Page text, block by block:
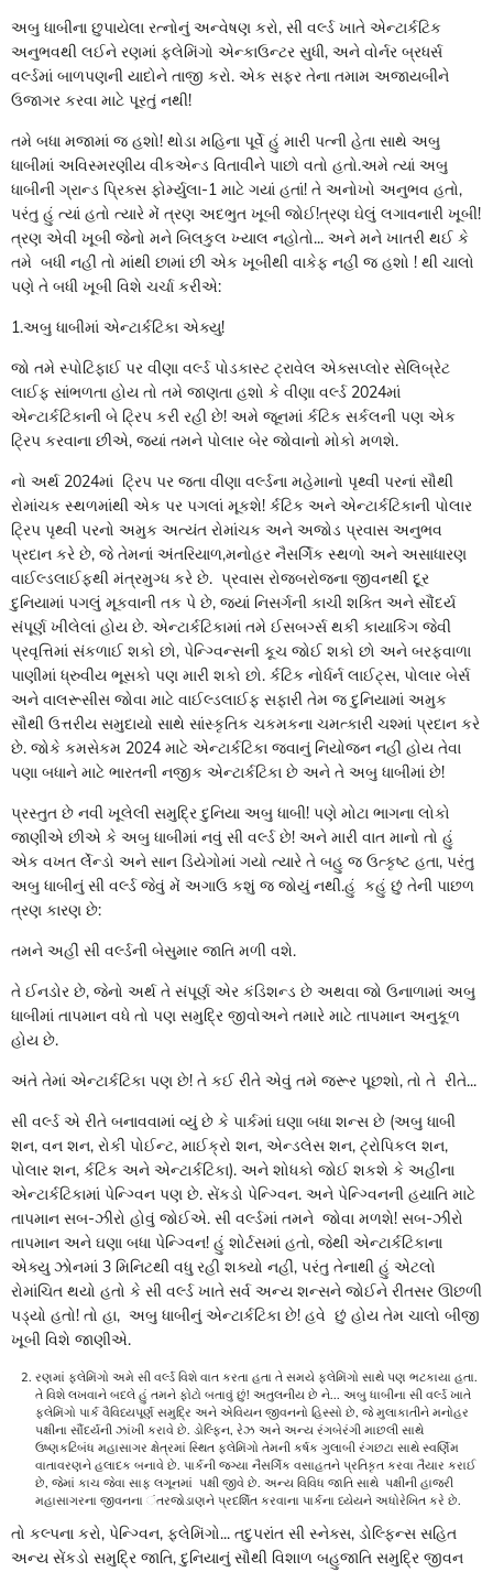
અબુ ધાબીના છુપાયેલા રત્નોનું અન્વેષણ કરો, સી વર્લ્ડ ખાતે એન્ટાર્કટિક
અનુભવથી લઈને રણમાં ફ્લેમિંગો એન્કાઉન્ટર સુધી, અને વોર્નર બ્રધર્સ
વર્લ્ડમાં બાળપણની યાદોને તાજી કરો. એક સફર તેના તમામ અજાયબીને
ઉજાગર કરવા માટે પૂરતું નથી!
તમે બધા મજામાં જ હશો! થોડા મહિના પૂર્વે હું મારી પત્ની હેતા સાથે અબુ
ધાબીમાં અવિસ્મરણીય વીકએન્ડ વિતાવીને પાછો વતો હતો.અમે ત્યાં અબુ
ધાબીની ગ્રાન્ડ પ્રિક્સ ફોર્મ્યુલા-1 માટે ગયાં હતાં! તે અનોખો અનુભવ હતો,
પરંતુ હું ત્યાં હતો ત્યારે મેં ત્રણ અદભુત ખૂબી જોઈ!ત્રણ ઘેલું લગાવનારી ખૂબી!
ત્રણ એવી ખૂબી જેનો મને બિલકુલ ખ્યાલ નહોતો... અને મને ખાતરી થઈ કે
તમે બધી નહીં તો માંથી છામાં છી એક ખૂબીથી વાકેફ નહીં જ હશો ! થી ચાલો
પણે તે બધી ખૂબી વિશે ચર્ચા કરીએ:
1.અબુ ધાબીમાં એન્ટાર્કટિકા એક્યુ!
જો તમે સ્પોટિફાઈ પર વીણા વર્લ્ડ પોડકાસ્ટ ટ્રાવેલ એક્સપ્લોર સેલિબ્રેટ
લાઈફ સાંભળતા હોય તો તમે જાણતા હશો કે વીણા વર્લ્ડ 2024માં
એન્ટાર્કટિકાની બે ટ્રિપ કરી રહી છે! અમે જૂનમાં ર્કટિક સર્કલની પણ એક
ટ્રિપ કરવાના છીએ, જ્યાં તમને પોલાર બેર જોવાનો મોકો મળશે.
નો અર્થ 2024માં ટ્રિપ પર જતા વીણા વર્લ્ડના મહેમાનો પૃથ્વી પરનાં સૌથી
રોમાંચક સ્થળમાંથી એક પર પગલાં મૂકશે! ર્કટિક અને એન્ટાર્કટિકાની પોલાર
ટ્રિપ પૃથ્વી પરનો અમુક અત્યંત રોમાંચક અને અજોડ પ્રવાસ અનુભવ
પ્રદાન કરે છે, જે તેમનાં અંતરિયાળ,મનોહર નૈસર્ગિક સ્થળો અને અસાધારણ
વાઈલ્ડલાઈફથી મંત્રમુગ્ધ કરે છે. પ્રવાસ રોજબરોજના જીવનથી દૂર
દુનિયામાં પગલું મૂકવાની તક પે છે, જ્યાં નિસર્ગની કાચી શક્તિ અને સૌંદર્ય
સંપૂર્ણ ખીલેલાં હોય છે. એન્ટાર્કટિકામાં તમે ઈસબર્ગ્સ થકી કાયાકિંગ જેવી
પ્રવૃત્તિમાં સંકળાઈ શકો છો, પેન્ગ્વિન્સની કૂચ જોઈ શકો છો અને બરફવાળા
પાણીમાં ધ્રુવીય ભૂસકો પણ મારી શકો છો. ર્કટિક નોર્ધર્ન લાઈટ્સ, પોલાર બેર્સ
અને વાલરૂસીસ જોવા માટે વાઈલ્ડલાઈફ સફારી તેમ જ દુનિયામાં અમુક
સૌથી ઉત્તરીય સમુદાયો સાથે સાંસ્કૃતિક ચકમકના ચમત્કારી ચશ્માં પ્રદાન કરે
છે. જોકે કમસેકમ 2024 માટે એન્ટાર્કટિકા જવાનું નિયોજન નહીં હોય તેવા
પણા બધાને માટે ભારતની નજીક એન્ટાર્કટિકા છે અને તે અબુ ધાબીમાં છે!
પ્રસ્તુત છે નવી ખૂલેલી સમુદ્રિ દુનિયા અબુ ધાબી! પણે મોટા ભાગના લોકો
જાણીએ છીએ કે અબુ ધાબીમાં નવું સી વર્લ્ડ છે! અને મારી વાત માનો તો હું
એક વખત ર્લેન્ડો અને સાન ડિયેગોમાં ગયો ત્યારે તે બહુ જ ઉત્કૃષ્ટ હતા, પરંતુ
અબુ ધાબીનું સી વર્લ્ડ જેવું મેં અગાઉ કશું જ જોયું નથી.હું કહું છું તેની પાછળ
ત્રણ કારણ છે:
તમને અહીં સી વર્લ્ડની બેસુમાર જાતિ મળી વશે.
તે ઈનડોર છે, જેનો અર્થ તે સંપૂર્ણ એર કંડિશન્ડ છે અથવા જો ઉનાળામાં અબુ
ધાબીમાં તાપમાન વધે તો પણ સમુદ્રિ જીવોઅને તમારે માટે તાપમાન અનુકૂળ
હોય છે.
અંતે તેમાં એન્ટાર્કટિકા પણ છે! તે કઈ રીતે એવું તમે જરૂર પૂછશો, તો તે રીતે...
સી વર્લ્ડ એ રીતે બનાવવામાં વ્યું છે કે પાર્કમાં ઘણા બધા શન્સ છે (અબુ ધાબી
શન, વન શન, રોકી પોઈન્ટ, માઈક્રો શન, એન્ડલેસ શન, ટ્રોપિકલ શન,
પોલાર શન, ર્કટિક અને એન્ટાર્કટિકા). અને શોધકો જોઈ શકશે કે અહીંના
એન્ટાર્કટિકામાં પેન્ગ્વિન પણ છે. સેંકડો પેન્ગ્વિન. અને પેન્ગ્વિનની હયાતિ માટે
તાપમાન સબ-ઝીરો હોવું જોઈએ. સી વર્લ્ડમાં તમને જોવા મળશે! સબ-ઝીરો
તાપમાન અને ઘણા બધા પેન્ગ્વિન! હું શોર્ટસમાં હતો, જેથી એન્ટાર્કટિકાના
એક્યુ ઝોનમાં 3 મિનિટથી વધુ રહી શક્યો નહીં, પરંતુ તેનાથી હું એટલો
રોમાંચિત થયો હતો કે સી વર્લ્ડ ખાતે સર્વ અન્ય શન્સને જોઈને રીતસર ઊછળી
પડ્યો હતો! તો હા, અબુ ધાબીનું એન્ટાર્કટિકા છે! હવે છું હોય તેમ ચાલો બીજી
ખૂબી વિશે જાણીએ.
રણમાં ફ્લેમિંગો અમે સી વર્લ્ડ વિશે વાત કરતા હતા તે સમયે ફ્લેમિંગો સાથે પણ ભટકાયા હતા.
તે વિશે લખવાને બદલે હું તમને ફોટો બતાવું છું! અતુલનીય છે ને... અબુ ધાબીના સી વર્લ્ડ ખાતે
ફ્લેમિંગો પાર્ક વૈવિધ્યપૂર્ણ સમુદ્રિ અને એવિયન જીવનનો હિસ્સો છે, જે મુલાકાતીને મનોહર
પક્ષીના સૌંદર્યની ઝાંખી કરાવે છે. ડોલ્ફિન, રેઝ અને અન્ય રંગબેરંગી માછલી સાથે
ઉષ્ણકટિબંધ મહાસાગર ક્ષેત્રમાં સ્થિત ફ્લેમિંગો તેમની કર્ષક ગુલાબી રંગછટા સાથે સ્વર્ણિમ
વાતાવરણને હલાદક બનાવે છે. પાર્કની જગ્યા નૈસર્ગિક વસાહતને પ્રતિકૃત કરવા તૈયાર કરાઈ
છે, જેમાં કાચ જેવા સાફ લગૂનમાં પક્ષી જીવે છે. અન્ય વિવિધ જાતિ સાથે પક્ષીની હાજરી
મહાસાગરના જીવનના ંતરજોડાણને પ્રદર્શિત કરવાના પાર્કના ધ્યેયને અધોરેખિત કરે છે.
તો કલ્પના કરો, પેન્ગ્વિન, ફ્લેમિંગો... તદુપરાંત સી સ્નેક્સ, ડોલ્ફિન્સ સહિત
અન્ય સેંકડો સમુદ્રિ જાતિ, દુનિયાનું સૌથી વિશાળ બહુજાતિ સમુદ્રિ જીવન